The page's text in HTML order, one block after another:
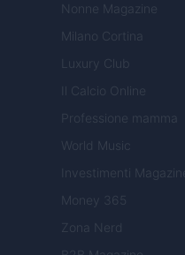
Nonne Magazine
Milano Cortina
Luxury Club
Il Calcio Online
Professione mamma
World Music
Investimenti Magazine
Money 365
Zona Nerd